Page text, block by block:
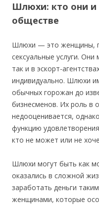
Шлюхи: кто они и
обществе
Шлюхи — это женщины,
сексуальные услуги. Они
так и в эскорт-
индивидуально. Шлюхи
обычных горожан до
бизнесменов. Их роль в
недооценивается,
функцию
кто не может или не
Шлюхи могут быть как
оказались в сложной
заработать деньги
женщинами, которые